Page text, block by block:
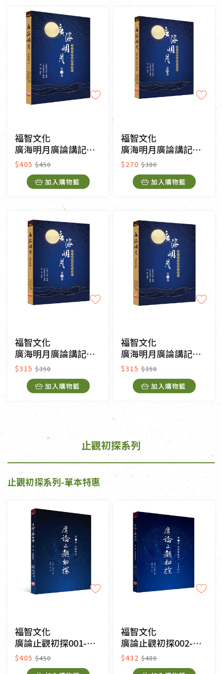
福智文化
廣海明月廣論講記淺析3
$405 $450
加入購物籃
福智文化
廣海明月廣論講記淺析4
$270 $300
加入購物籃
福智文化
廣海明月廣論講記淺析5
$315 $350
加入購物籃
福智文化
廣海明月廣論講記淺析6
$315 $350
加入購物籃
止觀初探系列
止觀初探系列-單本特惠
福智文化
廣論止觀初探001-止觀總說
$405 $450
福智文化
廣論止觀初探002-學奢摩他法一
$432 $480